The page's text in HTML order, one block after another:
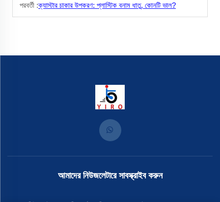
পরবর্তী :ক্যাস্টার চাকার উপকরণ: প্লাস্টিক বনাম ধাতু, কোনটি ভাল?
আমাদের নিউজলেটারে সাবস্ক্রাইব করুন